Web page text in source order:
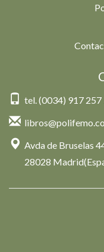
tel. (0034) 917 257
Avda de Bruselas
28028